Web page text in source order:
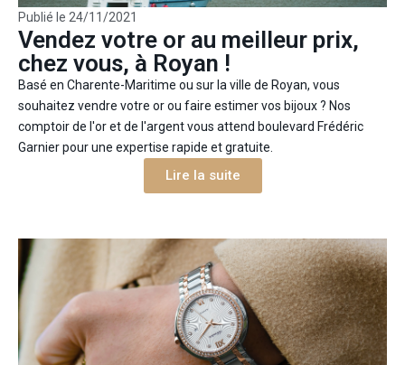
Publié le 24/11/2021
Vendez votre or au meilleur prix,
chez vous, à Royan !
Basé en Charente-Maritime ou sur la ville de Royan, vous
souhaitez vendre votre or ou faire estimer vos bijoux ? Nos
comptoir de l'or et de l'argent vous attend boulevard Frédéric
Garnier pour une expertise rapide et gratuite.
Lire la suite